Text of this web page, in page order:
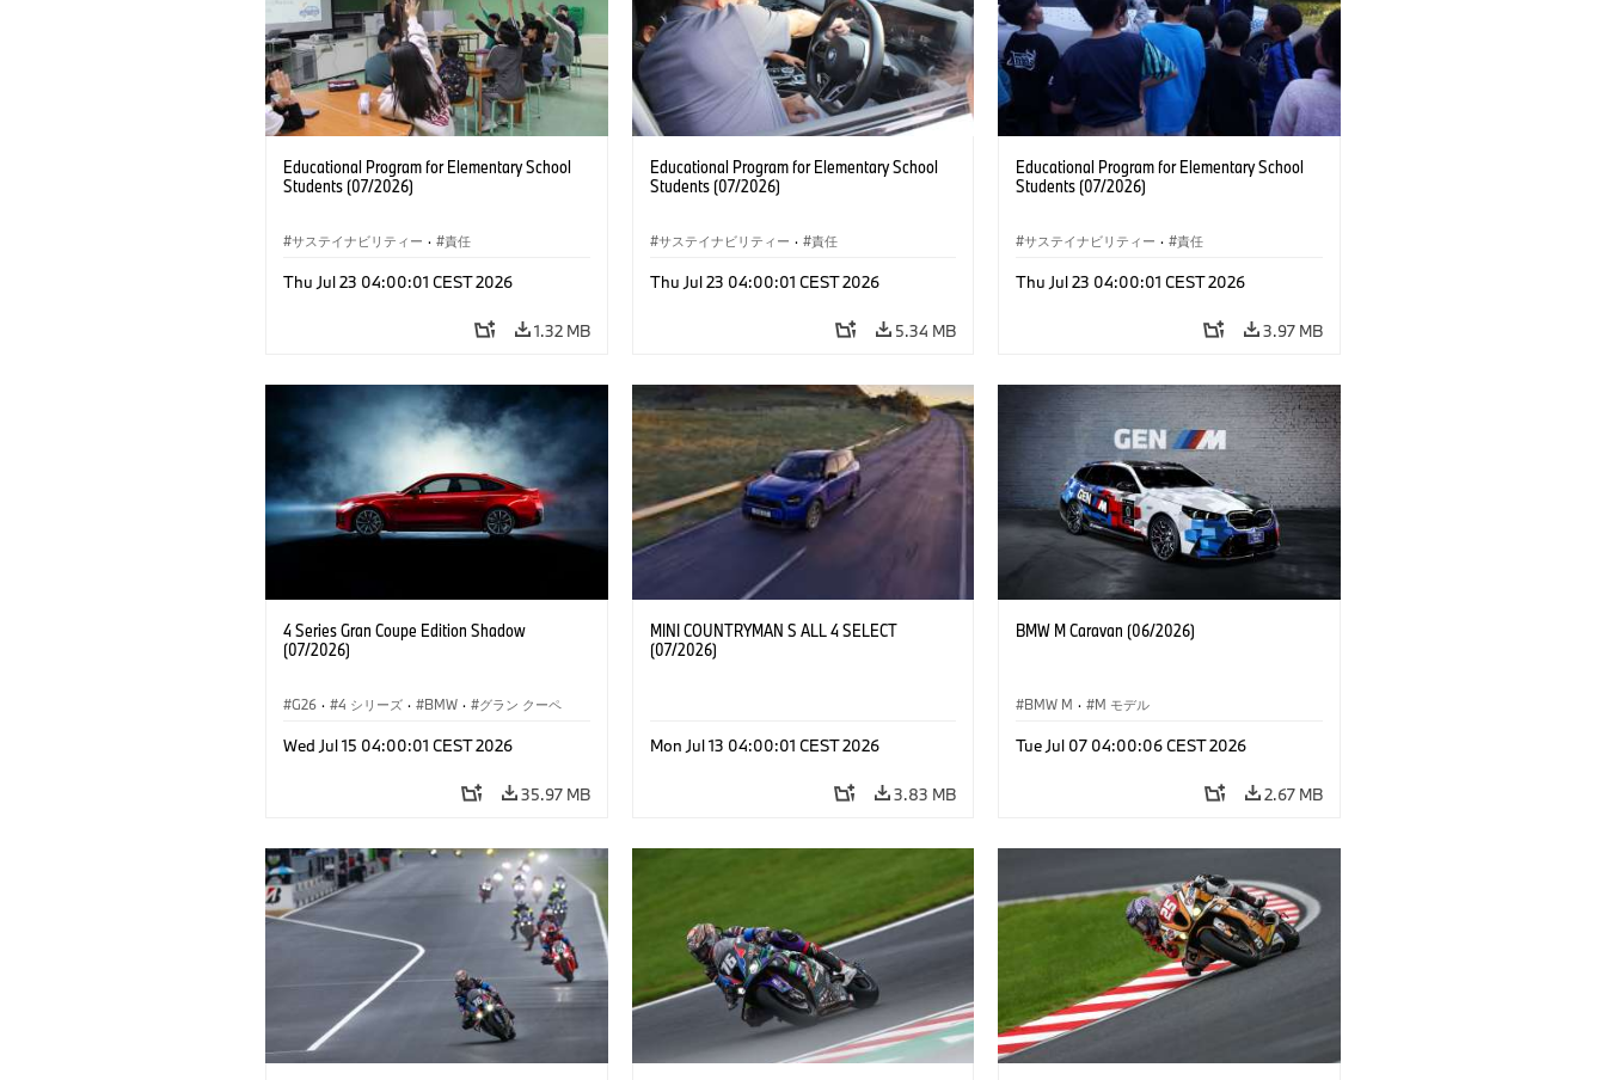
Educational Program for Elementary School
Students (07/2026)
サステイナビリティー · 責任
Thu Jul 23 04:00:01 CEST 2026
1.32 MB
Educational Program for Elementary School
Students (07/2026)
サステイナビリティー · 責任
Thu Jul 23 04:00:01 CEST 2026
5.34 MB
Educational Program for Elementary School
Students (07/2026)
サステイナビリティー · 責任
Thu Jul 23 04:00:01 CEST 2026
3.97 MB
4 Series Gran Coupe Edition Shadow
(07/2026)
G26 · 4 シリーズ · BMW · グラン クーペ
Wed Jul 15 04:00:01 CEST 2026
35.97 MB
MINI COUNTRYMAN S ALL 4 SELECT
(07/2026)
Mon Jul 13 04:00:01 CEST 2026
3.83 MB
BMW M Caravan (06/2026)
BMW M · M モデル
Tue Jul 07 04:00:06 CEST 2026
2.67 MB